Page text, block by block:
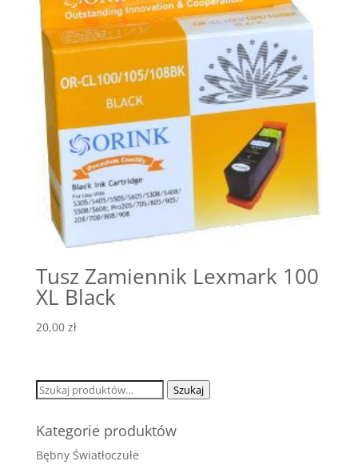
Tusz Zamiennik Lexmark 100
XL Black
20,00 zł
Szukaj: Szukaj
Kategorie produktów
Bębny Światłoczułe